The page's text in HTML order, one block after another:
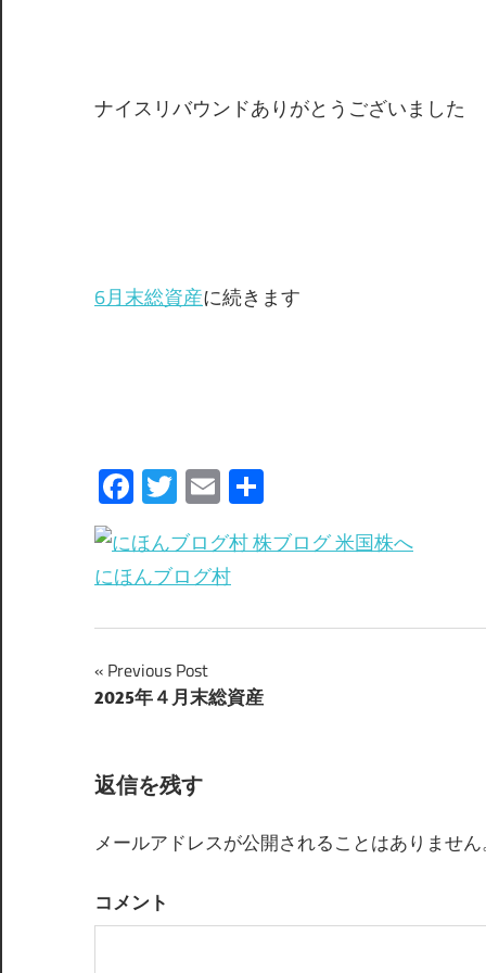
ナイスリバウンドありがとうございました
6月末総資産に続きます
Facebook
Twitter
Email
有
にほんブログ村
投
ナ
ビ
ー
Previous Post
2025年４月末総資産
返信を残す
メールアドレスが公開されることはありませ
コメント